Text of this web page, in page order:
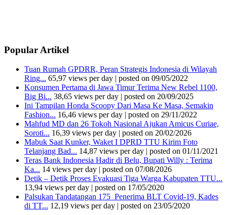
Popular Artikel
Tuan Rumah GPDRR, Peran Strategis Indonesia di Wilayah
Ring... 65,97 views per day | posted on 09/05/2022
Konsumen Pertama di Jawa Timur Terima New Rebel 1100,
Big Bi... 38,65 views per day | posted on 20/09/2025
Ini Tampilan Honda Scoopy Dari Masa Ke Masa, Semakin
Fashion... 16,46 views per day | posted on 29/11/2022
Mahfud MD dan 26 Tokoh Nasional Ajukan Amicus Curiae,
Soroti... 16,39 views per day | posted on 20/02/2026
Mabuk Saat Kunker, Waket I DPRD TTU Kirim Foto
Telanjang Bad... 14,87 views per day | posted on 01/11/2021
Teras Bank Indonesia Hadir di Belu, Bupati Willy : Terima
Ka... 14 views per day | posted on 07/08/2026
Detik – Detik Proses Evakuasi Tiga Warga Kabupaten TTU...
13,94 views per day | posted on 17/05/2020
Palsukan Tandatangan 175 Penerima BLT Covid-19, Kades
di TT... 12,19 views per day | posted on 23/05/2020